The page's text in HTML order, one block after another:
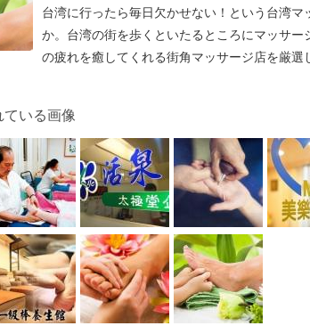
台湾に行ったら毎日欠かせない！という台湾
か。台湾の街を歩くといたるところにマッサ
の疲れを癒してくれる街角マッサージ店を厳選
ている画像